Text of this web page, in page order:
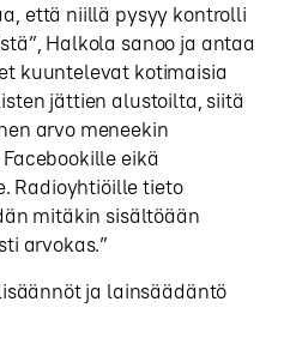
että niillä pysyy kontrolli
Halkola sanoo ja antaa
kuuntelevat kotimaisia
jättien alustoilta, siitä
arvo meneekin
eikä
Radioyhtiöille tieto
mitäkin sisältöään
arvokas.”
ja lainsäädäntö